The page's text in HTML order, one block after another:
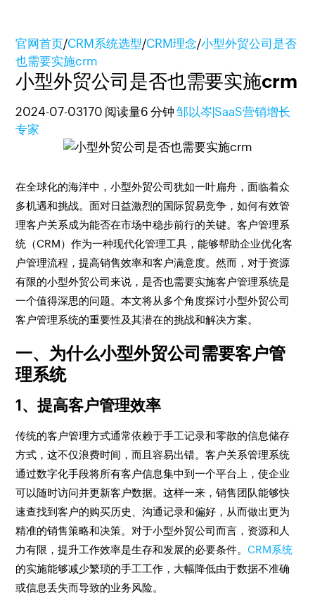
官网首页/CRM系统选型/CRM理念/小型外贸公司是否
也需要实施crm
小型外贸公司是否也需要实施crm
2024-07-03170 阅读量6 分钟 邹以岑|SaaS营销增长
专家
在全球化的海洋中，小型外贸公司犹如一叶扁舟，面临着众
多机遇和挑战。面对日益激烈的国际贸易竞争，如何有效管
理客户关系成为能否在市场中稳步前行的关键。客户管理系
统（CRM）作为一种现代化管理工具，能够帮助企业优化客
户管理流程，提高销售效率和客户满意度。然而，对于资源
有限的小型外贸公司来说，是否也需要实施客户管理系统是
一个值得深思的问题。本文将从多个角度探讨小型外贸公司
客户管理系统的重要性及其潜在的挑战和解决方案。
一、为什么小型外贸公司需要客户管
理系统
1、提高客户管理效率
传统的客户管理方式通常依赖于手工记录和零散的信息储存
方式，这不仅浪费时间，而且容易出错。客户关系管理系统
通过数字化手段将所有客户信息集中到一个平台上，使企业
可以随时访问并更新客户数据。这样一来，销售团队能够快
速查找到客户的购买历史、沟通记录和偏好，从而做出更为
精准的销售策略和决策。对于小型外贸公司而言，资源和人
力有限，提升工作效率是生存和发展的必要条件。CRM系统
的实施能够减少繁琐的手工工作，大幅降低由于数据不准确
或信息丢失而导致的业务风险。